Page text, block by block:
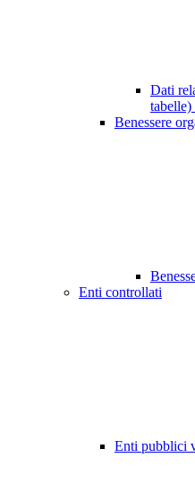
Dati
tabelle)
Benessere
Enti controllati
Enti pubblici